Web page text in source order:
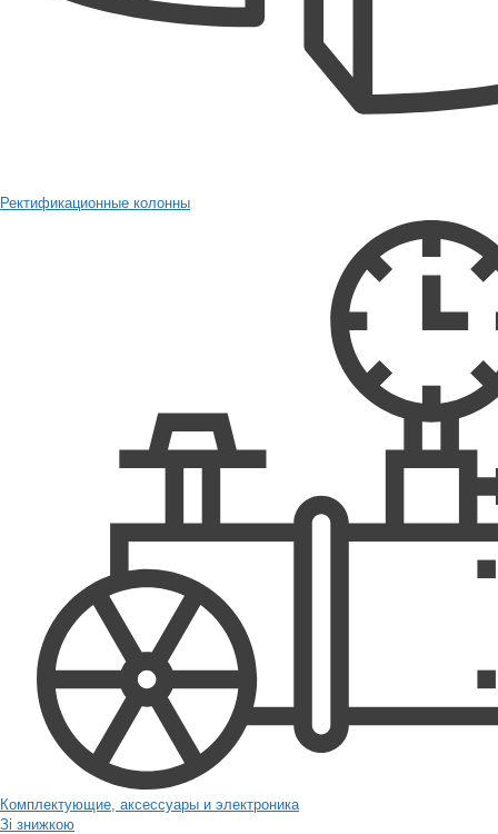
Ректификационные колонны
Комплектующие, аксессуары и электроника
Зі знижкою